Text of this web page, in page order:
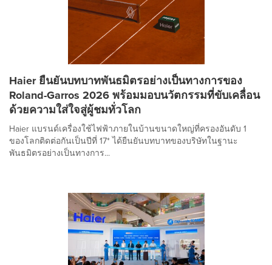
Haier ยืนยันบทบาทพันธมิตรอย่างเป็นทางการของ
Roland-Garros 2026 พร้อมมอบนวัตกรรมที่ขับเคลื่อน
ด้วยความใส่ใจสู่ผู้ชมทั่วโลก
Haier แบรนด์เครื่องใช้ไฟฟ้าภายในบ้านขนาดใหญ่ที่ครองอันดับ 1
ของโลกติดต่อกันเป็นปีที่ 17* ได้ยืนยันบทบาทของบริษัทในฐานะ
พันธมิตรอย่างเป็นทางการ...